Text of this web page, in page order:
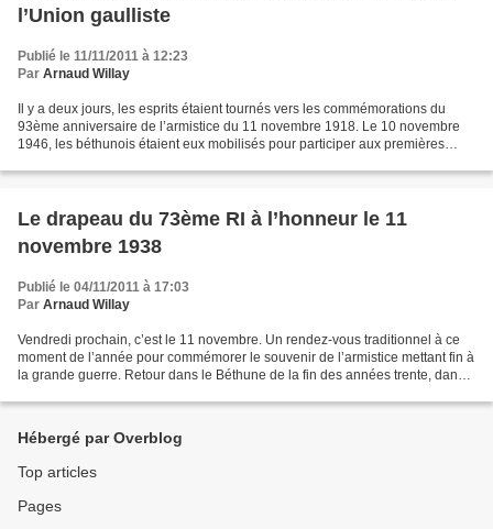
l’Union gaulliste
Publié le 11/11/2011 à 12:23
Par Arnaud Willay
Il y a deux jours, les esprits étaient tournés vers les commémorations du
93ème anniversaire de l’armistice du 11 novembre 1918. Le 10 novembre
1946, les béthunois étaient eux mobilisés pour participer aux premières
Le drapeau du 73ème RI à l’honneur le 11
novembre 1938
Publié le 04/11/2011 à 17:03
Par Arnaud Willay
Vendredi prochain, c’est le 11 novembre. Un rendez-vous traditionnel à ce
moment de l’année pour commémorer le souvenir de l’armistice mettant fin à
la grande guerre. Retour dans le Béthune de la fin des années trente, dans
Hébergé par Overblog
Top articles
Pages